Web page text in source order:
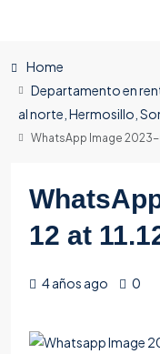
Home
Departamento en
al norte, Hermosillo,
WhatsApp Image 2023-
12 at
4 años ago 0